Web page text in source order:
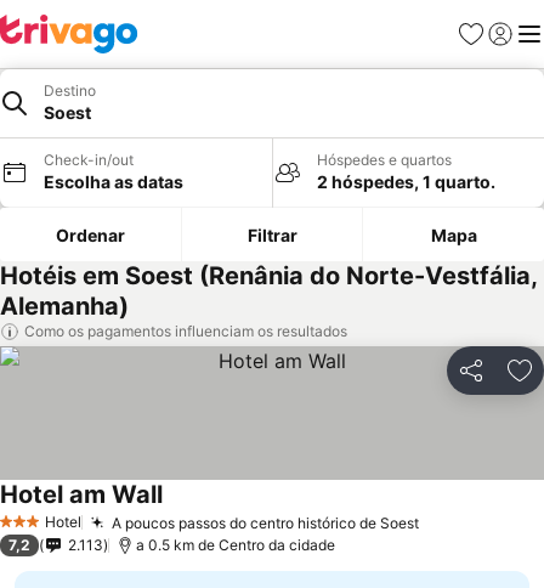
Favoritos
Iniciar
Destino
Soest
Check-in/out
Escolha as datas
Hóspedes e quartos
2 hóspedes, 1 quarto.
Ordenar Filtrar Mapa
Hotéis em Soest (Renânia do Norte-Vestfália,
Alemanha)
Como os pagamentos influenciam os resultados
Partilhar
3 EstrelasHotel A poucos passos do centro histórico de Soest
Hotel am Wall
7,2 2.113 a 0.5 km de Centro da cidade